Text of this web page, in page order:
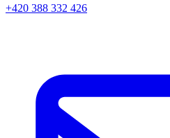
+420 388 332 426